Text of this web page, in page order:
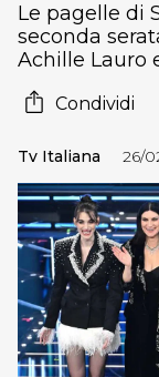
Le pagelle di
seconda
Achille Lauro
Condividi
Tv Italiana 26/